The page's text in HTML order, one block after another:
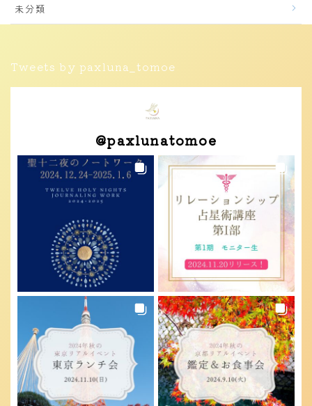
未分類
Tweets by paxluna_tomoe
@paxlunatomoe